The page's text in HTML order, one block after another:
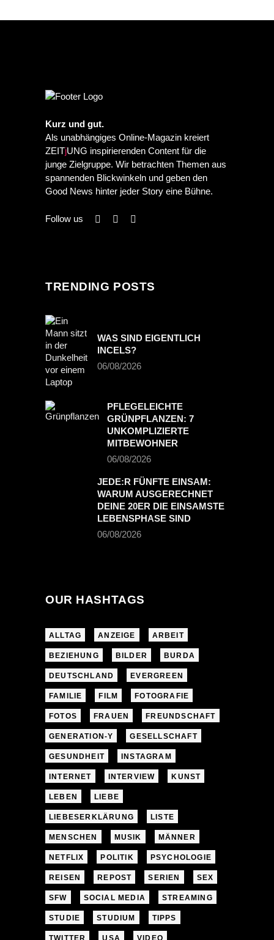
Kurz und gut.
Als unabhängiges Online-Magazin kreiert
ZEITjUNG inspirierenden Content für die
junge Zielgruppe. Wir betrachten Themen aus
spannenden Blickwinkeln und geben den
Good News hinter jeder Story eine Bühne.
Follow us
TRENDING POSTS
WAS SIND EIGENTLICH
INCELS?
06/08/2026
PFLEGELEICHTE
GRÜNPFLANZEN: 7
UNKOMPLIZIERTE
MITBEWOHNER
06/08/2026
JEDE:R FÜNFTE EINSAM:
WARUM AUSGERECHNET
DEINE 20ER DIE EINSAMSTE
LEBENSPHASE SIND
06/08/2026
OUR HASHTAGS
ALLTAG ANZEIGE ARBEIT
BEZIEHUNG BILDER BURDA
DEUTSCHLAND EVERGREEN
FAMILIE FILM FOTOGRAFIE
FOTOS FRAUEN FREUNDSCHAFT
GENERATION-Y GESELLSCHAFT
GESUNDHEIT INSTAGRAM
INTERNET INTERVIEW KUNST
LEBEN LIEBE
LIEBESERKLÄRUNG LISTE
MENSCHEN MUSIK MÄNNER
NETFLIX POLITIK PSYCHOLOGIE
REISEN REPOST SERIEN SEX
SFW SOCIAL MEDIA STREAMING
STUDIE STUDIUM TIPPS
TWITTER USA VIDEO